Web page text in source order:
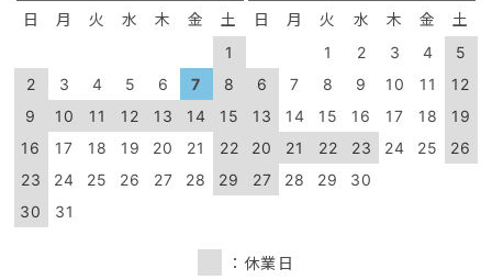
日 月 火 水 木 金 土
1
2
3 4 5 6 7
8
9
10 11 12 13 14
15
16
17 18 19 20 21
22
23
24 25 26 27 28
29
30
31
日 月 火 水 木 金 土
1 2 3 4
5
6
7 8 9 10 11
12
13
14 15 16 17 18
19
20
21 22 23 24 25
26
27
28 29 30
：休業日